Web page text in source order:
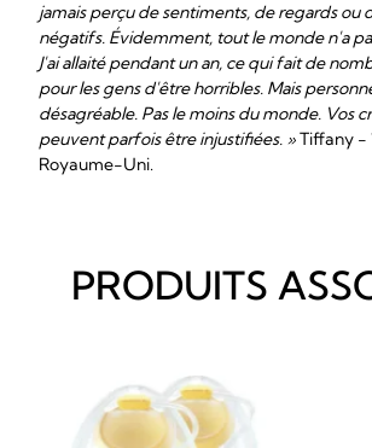
jamais perçu de sentiments, de regards ou
négatifs. Évidemment, tout le monde n'a
J'ai allaité pendant un an, ce qui fait de
pour les gens d'être horribles. Mais
désagréable. Pas le moins du monde. Vos
peuvent parfois être injustifiées. »Tiffany -
Royaume-Uni.
PRODUITS